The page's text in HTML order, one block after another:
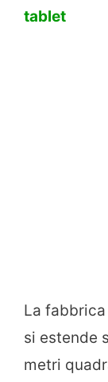
tablet
La
si estende
metri